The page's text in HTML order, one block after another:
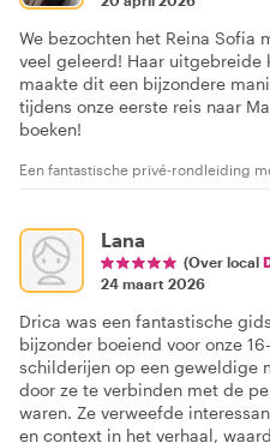
We bezochten het Reina Sofia
veel geleerd! Haar uitgebreide
maakte dit een bijzondere
tijdens onze eerste reis naar
boeken!
Een fantastische privé-rondleiding
Lana
(Over local
24 maart 2026
Drica was een fantastische
bijzonder boeiend voor onze
schilderijen op een geweldige
door ze te verbinden met de
waren. Ze verweefde
en context in het verhaal,